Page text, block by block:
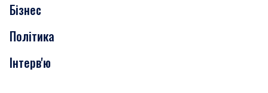
Транспорт
Бізнес
Політика
Інтерв'ю